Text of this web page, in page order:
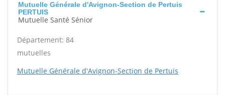
Mutuelle Générale d'Avignon-Section de Pertuis
PERTUIS
Mutuelle Santé Sénior
Département: 84
mutuelles
Mutuelle Générale d'Avignon-Section de Pertuis